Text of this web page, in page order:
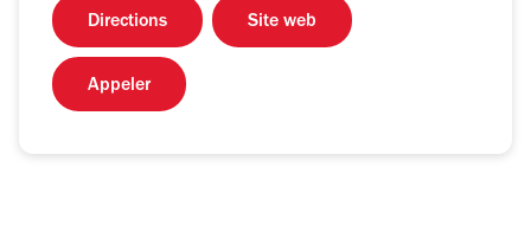
Directions Site web
Appeler